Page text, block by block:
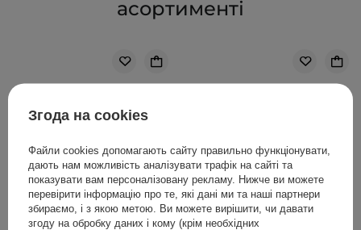
асортименті
Згода на cookies
Файли cookies допомагають сайту правильно функціонувати,
дають нам можливість аналізувати трафік на сайті та
показувати вам персоналізовану рекламу. Нижче ви можете
перевірити інформацію про те, які дані ми та наші партнери
збираємо, і з якою метою. Ви можете вирішити, чи давати
згоду на обробку даних і кому (крім необхідних